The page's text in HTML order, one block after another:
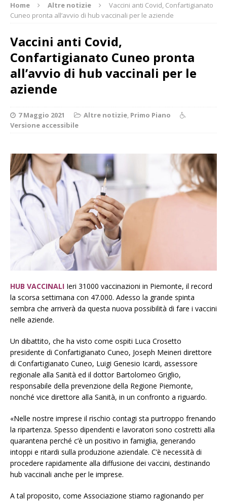
Home Altre notizie
Vaccini anti Covid, Confartigianato
Cuneo pronta all’avvio di hub vaccinali per le aziende
Vaccini anti Covid,
Confartigianato Cuneo pronta
all’avvio di hub vaccinali per le
aziende
7 Maggio 2021 Altre notizie, Primo Piano
Versione accessibile
HUB VACCINALI Ieri 31000 vaccinazioni in Piemonte, il record
la scorsa settimana con 47.000. Adesso la grande spinta
sembra che arriverà da questa nuova possibilità di fare i vaccini
nelle aziende.
Un dibattito, che ha visto come ospiti Luca Crosetto
presidente di Confartigianato Cuneo, Joseph Meineri direttore
di Confartigianato Cuneo, Luigi Genesio Icardi, assessore
regionale alla Sanità ed il dottor Bartolomeo Griglio,
responsabile della prevenzione della Regione Piemonte,
nonché vice direttore alla Sanità, in un confronto a riguardo.
«Nelle nostre imprese il rischio contagi sta purtroppo frenando
la ripartenza. Spesso dipendenti e lavoratori sono costretti alla
quarantena perché c’è un positivo in famiglia, generando
intoppi e ritardi sulla produzione aziendale. C’è necessità di
procedere rapidamente alla diffusione dei vaccini, destinando
hub vaccinali anche per le imprese.
A tal proposito, come Associazione stiamo ragionando per